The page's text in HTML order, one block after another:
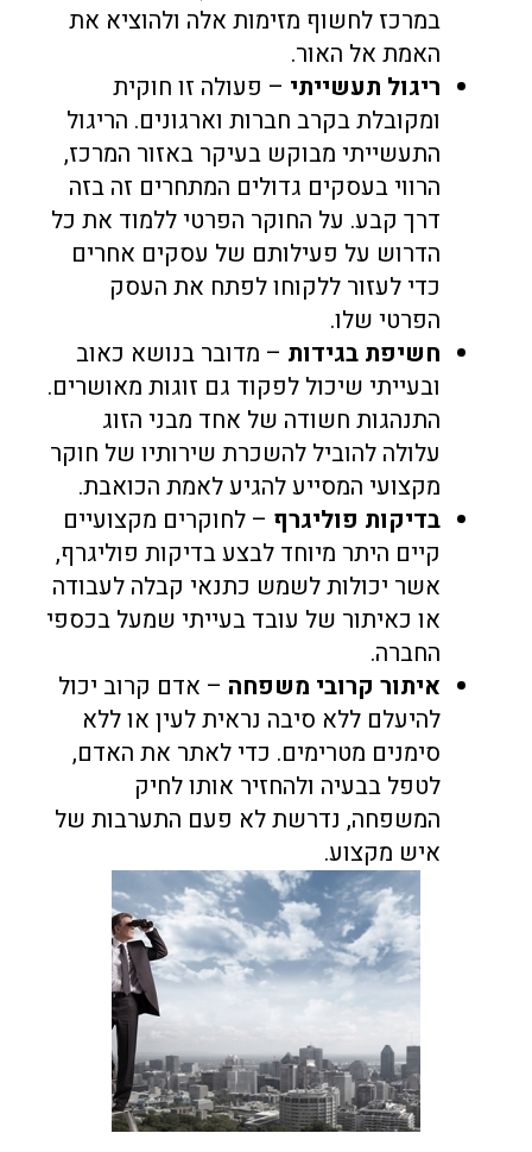
במרכז לחשוף מזימות אלה ולהוציא את
האמת אל האור.
ריגול תעשייתי – פעולה זו חוקית
ומקובלת בקרב חברות וארגונים. הריגול
התעשייתי מבוקש בעיקר באזור המרכז,
הרווי בעסקים גדולים המתחרים זה בזה
דרך קבע. על החוקר הפרטי ללמוד את כל
הדרוש על פעילותם של עסקים אחרים
כדי לעזור ללקוחו לפתח את העסק
הפרטי שלו.
חשיפת בגידות – מדובר בנושא כאוב
ובעייתי שיכול לפקוד גם זוגות מאושרים.
התנהגות חשודה של אחד מבני הזוג
עלולה להוביל להשכרת שירותיו של חוקר
מקצועי המסייע להגיע לאמת הכואבת.
בדיקות פוליגרף – לחוקרים מקצועיים
קיים היתר מיוחד לבצע בדיקות פוליגרף,
אשר יכולות לשמש כתנאי קבלה לעבודה
או כאיתור של עובד בעייתי שמעל בכספי
החברה.
איתור קרובי משפחה – אדם קרוב יכול
להיעלם ללא סיבה נראית לעין או ללא
סימנים מטרימים. כדי לאתר את האדם,
לטפל בבעיה ולהחזיר אותו לחיק
המשפחה, נדרשת לא פעם התערבות של
איש מקצוע.